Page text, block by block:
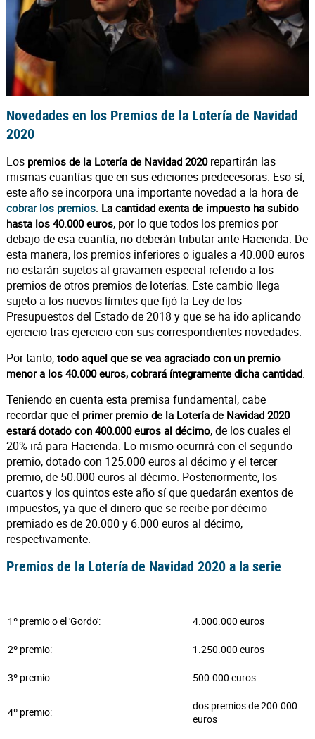
Novedades en los Premios de la Lotería de Navidad
2020
Los premios de la Lotería de Navidad 2020repartirán las
mismas cuantías que en sus ediciones predecesoras. Eso sí,
este año se incorpora una importante novedad a la hora de
cobrar los premios. La cantidad exenta de impuesto ha subido
hasta los 40.000 euros, por lo que todos los premios por
debajo de esa cuantía, no deberán tributar ante Hacienda. De
esta manera, los premios inferiores o iguales a 40.000 euros
no estarán sujetos al gravamen especial referido a los
premios de otros premios de loterías. Este cambio llega
sujeto a los nuevos límites que fijó la Ley de los
Presupuestos del Estado de 2018 y que se ha ido aplicando
ejercicio tras ejercicio con sus correspondientes novedades.
Por tanto, todo aquel que se vea agraciado con un premio
menor a los 40.000 euros, cobrará íntegramente dicha cantidad.
Teniendo en cuenta esta premisa fundamental, cabe
recordar que el primer premio de la Lotería de Navidad 2020
estará dotado con 400.000 euros al décimo, de los cuales el
20% irá para Hacienda. Lo mismo ocurrirá con el segundo
premio, dotado con 125.000 euros al décimo y el tercer
premio, de 50.000 euros al décimo. Posteriormente, los
cuartos y los quintos este año sí que quedarán exentos de
impuestos, ya que el dinero que se recibe por décimo
premiado es de 20.000 y 6.000 euros al décimo,
respectivamente.
Premios de la Lotería de Navidad 2020 a la serie
1º premio o el 'Gordo': 4.000.000 euros
2º premio: 1.250.000 euros
3º premio: 500.000 euros
4º premio:
dos premios de 200.000
euros